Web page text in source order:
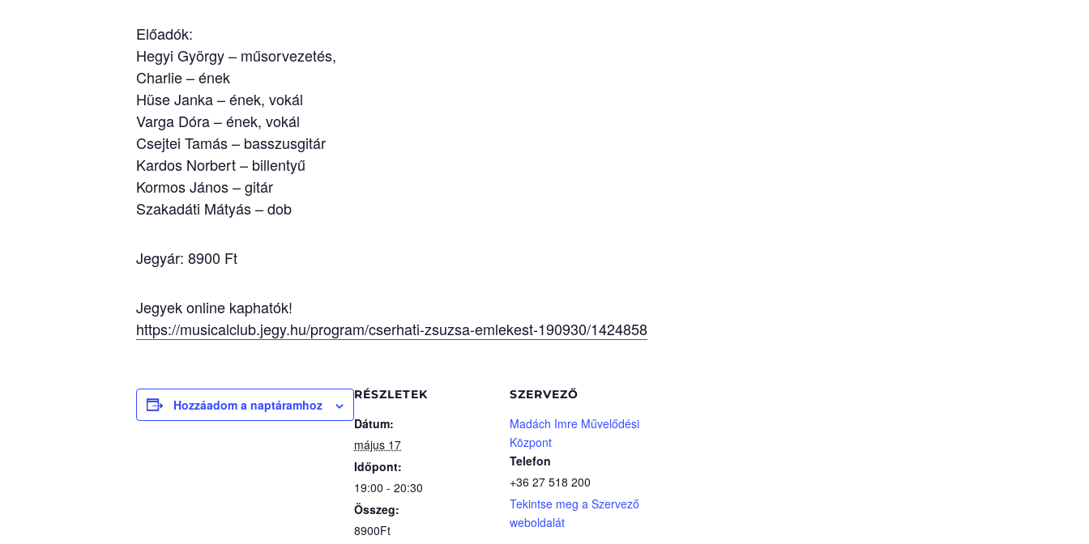
Előadók:
Hegyi György – műsorvezetés,
Charlie – ének
Hüse Janka – ének, vokál
Varga Dóra – ének, vokál
Csejtei Tamás – basszusgitár
Kardos Norbert – billentyű
Kormos János – gitár
Szakadáti Mátyás – dob
Jegyár: 8900 Ft
Jegyek online kaphatók!
https://musicalclub.jegy.hu/program/cserhati-zsuzsa-emlekest-190930/1424858
Hozzáadom a naptáramhoz
RÉSZLETEK
Dátum:
május 17
Időpont:
19:00 - 20:30
Összeg:
8900Ft
SZERVEZŐ
Madách Imre Művelődési
Központ
Telefon
+36 27 518 200
Tekintse meg a Szervező
weboldalát